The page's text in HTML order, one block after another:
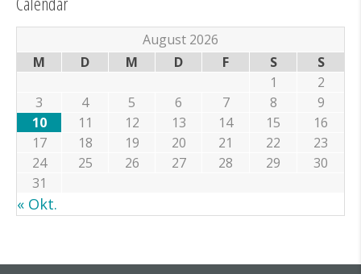
August 2026
M
D M D F S
S
1
2
3
4 5 6 7 8
9
10
11 12 13 14 15
16
17
18 19 20 21 22
23
24
25 26 27 28 29
30
31
« Okt.